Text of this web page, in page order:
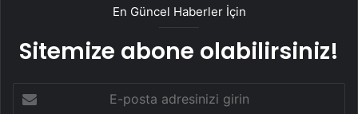
En Güncel Haberler İçin
Sitemize abone olabilirsiniz!
posta